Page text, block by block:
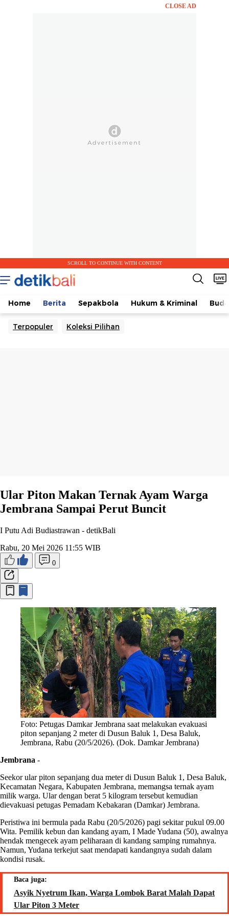
CLOSE AD
SCROLL TO CONTINUE WITH CONTENT
Home Berita Sepakbola Hukum & Kriminal
Terpopuler Koleksi Pilihan
Ular Piton Makan Ternak Ayam Warga
Jembrana Sampai Perut Buncit
I Putu Adi Budiastrawan - detikBali
Rabu, 20 Mei 2026 11:55 WIB
0
Foto: Petugas Damkar Jembrana saat melakukan evakuasi
piton sepanjang 2 meter di Dusun Baluk 1, Desa Baluk,
Jembrana, Rabu (20/5/2026). (Dok. Damkar Jembrana)
Jembrana -
Seekor ular piton sepanjang dua meter di Dusun Baluk 1, Desa Baluk,
Kecamatan Negara, Kabupaten Jembrana, memangsa ternak ayam
milik warga. Ular dengan berat 5 kilogram tersebut kemudian
dievakuasi petugas Pemadam Kebakaran (Damkar) Jembrana.
Peristiwa ini bermula pada Rabu (20/5/2026) pagi sekitar pukul 09.00
Wita. Pemilik kebun dan kandang ayam, I Made Yudana (50), awalnya
hendak mengecek ayam peliharaan di kandang samping rumahnya.
Namun, Yudana terkejut saat mendapati kandangnya sudah dalam
kondisi rusak.
Baca juga:
Asyik Nyetrum Ikan, Warga Lombok Barat Malah Dapat
Ular Piton 3 Meter